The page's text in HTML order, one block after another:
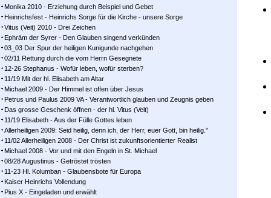
Monika 2010 - Erziehung durch Beispiel und Gebet
Heinrichsfest - Heinrichs Sorge für die Kirche - unsere Sorge
Vitus (Veit) 2010 - Drei Zeichen
Ephräm der Syrer - Den Glauben singend verkünden
03_03 Der Spur der heiligen Kunigunde nachgehen
02/11 Rettung durch die vom Herrn Gesegnete
12-26 Stephanus - Wofür leben, wofür sterben?
11/19 Mit der hl. Elisabeth am Altar
Michael 2009 - Der Himmel ist offen über Jesus
Petrus und Paulus 2009 VA - Verantwortlich glauben und Zeugnis geben
Das grosse Geschenk öffnen - der hl. Vitus (Veit)
11/19 Elisabeth - Aus der Fülle Gottes leben
Allerheiligen 2009: Seid heilig, denn ich, der Herr, euer Gott, bin heilig."
11/02 Allerheiligen 2008 - Der Christ ist zukunftsorientierter Realist
Michael 2008 - Vor und mit den Engeln in St. Michael
08/28 Augustinus - Getröstet trösten
11-23 Hl. Kolumban - Glaubensbote für Europa
Kaiser Heinrichs Vollendung
Pius X - Eingeladen und erwählt